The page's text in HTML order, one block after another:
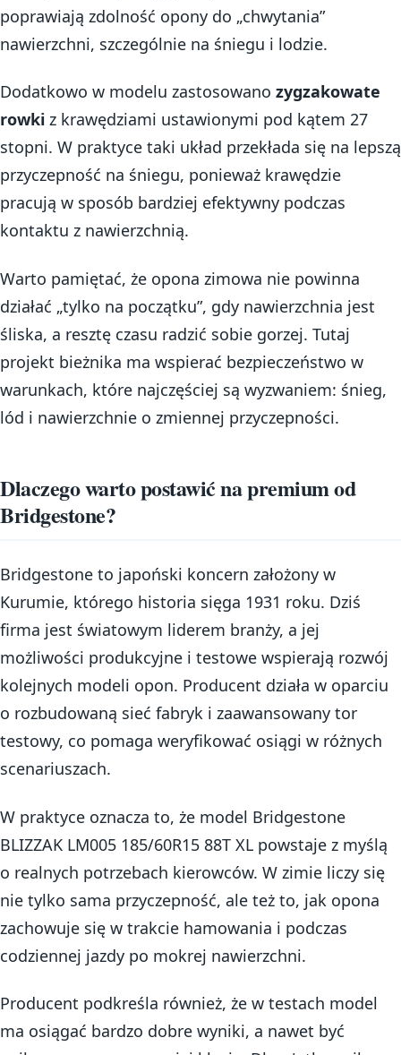
poprawiają zdolność opony do „chwytania”
nawierzchni, szczególnie na śniegu i lodzie.
Dodatkowo w modelu zastosowano zygzakowate
rowki z krawędziami ustawionymi pod kątem 27
stopni. W praktyce taki układ przekłada się na lepszą
przyczepność na śniegu, ponieważ krawędzie
pracują w sposób bardziej efektywny podczas
kontaktu z nawierzchnią.
Warto pamiętać, że opona zimowa nie powinna
działać „tylko na początku”, gdy nawierzchnia jest
śliska, a resztę czasu radzić sobie gorzej. Tutaj
projekt bieżnika ma wspierać bezpieczeństwo w
warunkach, które najczęściej są wyzwaniem: śnieg,
lód i nawierzchnie o zmiennej przyczepności.
Dlaczego warto postawić na premium od
Bridgestone?
Bridgestone to japoński koncern założony w
Kurumie, którego historia sięga 1931 roku. Dziś
firma jest światowym liderem branży, a jej
możliwości produkcyjne i testowe wspierają rozwój
kolejnych modeli opon. Producent działa w oparciu
o rozbudowaną sieć fabryk i zaawansowany tor
testowy, co pomaga weryfikować osiągi w różnych
scenariuszach.
W praktyce oznacza to, że model Bridgestone
BLIZZAK LM005 185/60R15 88T XL powstaje z myślą
o realnych potrzebach kierowców. W zimie liczy się
nie tylko sama przyczepność, ale też to, jak opona
zachowuje się w trakcie hamowania i podczas
codziennej jazdy po mokrej nawierzchni.
Producent podkreśla również, że w testach model
ma osiągać bardzo dobre wyniki, a nawet być